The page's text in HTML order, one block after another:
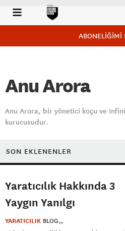
ABONELİĞİMİ
Anu Arora
Anu Arora, bir yönetici koçu ve
kurucusudur.
SON EKLENENLER
Yaratıcılık Hakkında 3
Yaygın Yanılgı
YARATICILIK BLOG